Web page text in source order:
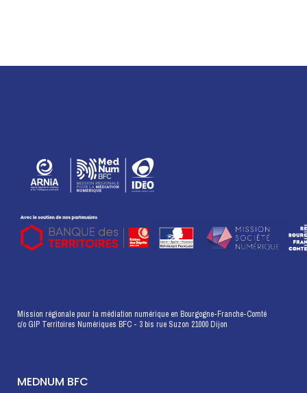
Mission régionale pour la médiation numérique en Bourgogne-Franche-Comté
c/o GIP Territoires Numériques BFC - 3 bis rue Suzon 21000 Dijon
MEDNUM BFC